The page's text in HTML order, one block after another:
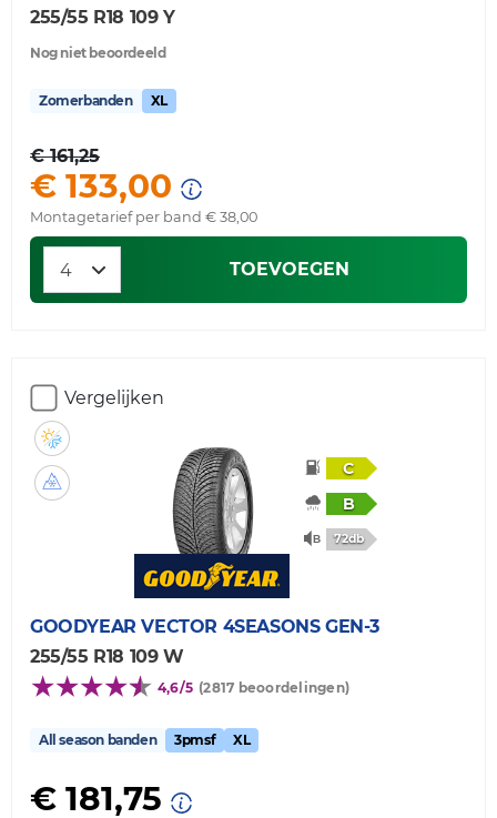
255/55 R18 109 Y
Nog niet beoordeeld
Zomerbanden XL
€ 161,25
€ 133,00
Montagetarief per band € 38,00
TOEVOEGEN
Vergelijken
C
B
72db
GOODYEAR VECTOR 4SEASONS GEN-3
255/55 R18 109 W
4,6/5 (2817 beoordelingen)
All season banden 3pmsf XL
€ 181,75